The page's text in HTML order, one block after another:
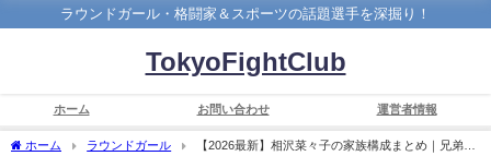
ラウンドガール・格闘家＆スポーツの話題選手を深掘り！
TokyoFightClub
ホーム お問い合わせ 運営者情報
ホーム ラウンドガール
【2026最新】相沢菜々子の家族構成まとめ｜兄弟・